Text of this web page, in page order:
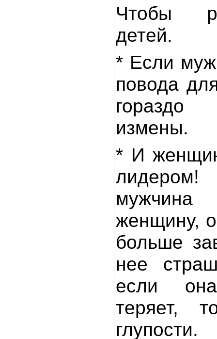
Чтобы
детей.
* Если
повода
измены.
* И
женщину,
больше
нее
если
теряет,
глупости.